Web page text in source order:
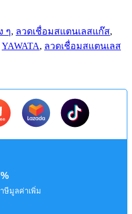
ๆ, ลวดเชื่อมสแตนเลสแก๊ส,
YAWATA, ลวดเชื่อมสแตนเลส
ษีมูลค่าเพิ่ม